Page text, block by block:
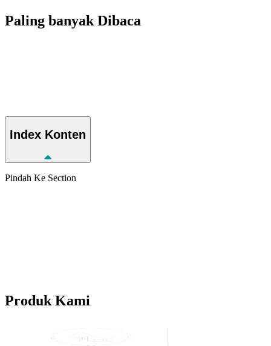
Paling banyak Dibaca
Index Konten
Pindah Ke Section
Produk Kami